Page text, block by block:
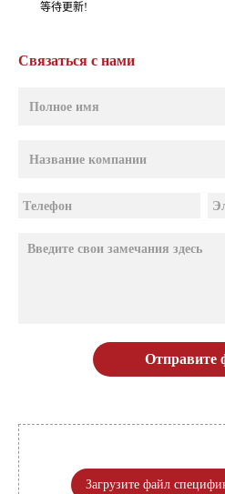
等待更新!
Связаться с нами
Отправите
Загрузите файл